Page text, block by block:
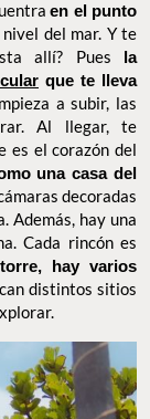
FOTO: AÍDA Q.
en el punto
del mar. Y te
allí? Puesla
que te lleva
a subir, las
Al llegar, te
es el corazón del
una casa del
decoradas
hay una
Cada rincón es
varios puntos